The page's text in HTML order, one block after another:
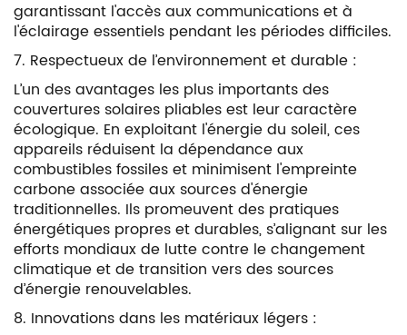
garantissant l'accès aux communications et à
l'éclairage essentiels pendant les périodes difficiles.
7. Respectueux de l’environnement et durable :
L’un des avantages les plus importants des
couvertures solaires pliables est leur caractère
écologique. En exploitant l'énergie du soleil, ces
appareils réduisent la dépendance aux
combustibles fossiles et minimisent l'empreinte
carbone associée aux sources d'énergie
traditionnelles. Ils promeuvent des pratiques
énergétiques propres et durables, s’alignant sur les
efforts mondiaux de lutte contre le changement
climatique et de transition vers des sources
d’énergie renouvelables.
8. Innovations dans les matériaux légers :